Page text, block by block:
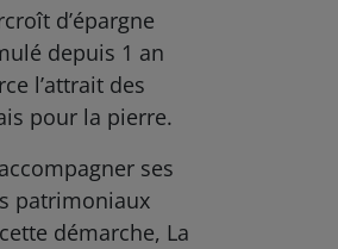
d’épargne
depuis 1 an
l’attrait des
pour la pierre.
ses
patrimoniaux
démarche, La